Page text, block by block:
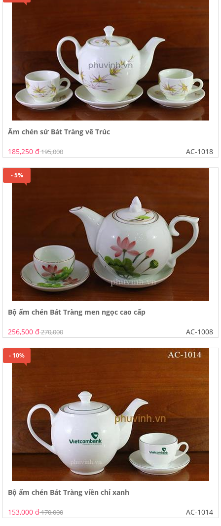
Ấm chén sứ Bát Tràng vẽ Trúc
185,250 đ195,000 AC-1018
- 5%
Bộ ấm chén Bát Tràng men ngọc cao cấp
256,500 đ270,000 AC-1008
- 10%
Bộ ấm chén Bát Tràng viền chỉ xanh
153,000 đ170,000 AC-1014